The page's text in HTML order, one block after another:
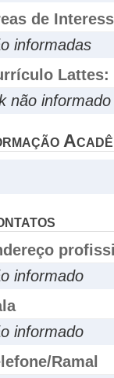
de
informadas
Lattes:
não informado
informado
informado
Ramal